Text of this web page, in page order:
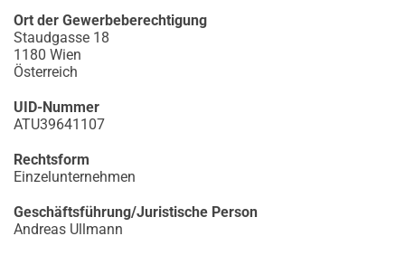
Ort der Gewerbeberechtigung
Staudgasse 18
1180 Wien
Österreich
UID-Nummer
ATU39641107
Rechtsform
Einzelunternehmen
Geschäftsführung/Juristische Person
Andreas Ullmann